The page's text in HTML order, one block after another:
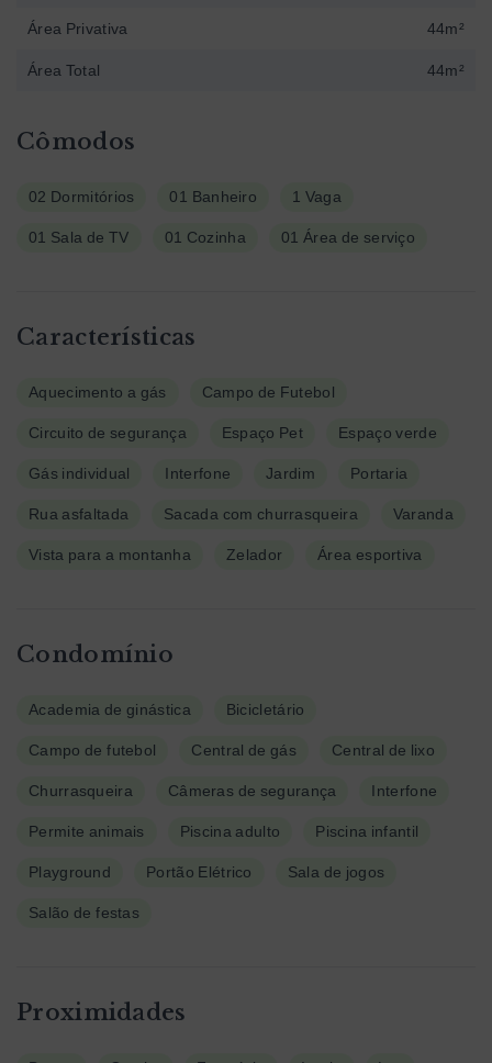
Cômodos
02 Dormitórios 01 Banheiro 1 Vaga
01 Sala de TV 01 Cozinha 01 Área de serviço
Características
Aquecimento a gás Campo de Futebol
Circuito de segurança Espaço Pet Espaço verde
Gás individual Interfone Jardim Portaria
Rua asfaltada Sacada com churrasqueira Varanda
Vista para a montanha Zelador Área esportiva
Condomínio
Academia de ginástica Bicicletário
Campo de futebol Central de gás Central de lixo
Churrasqueira Câmeras de segurança Interfone
Permite animais Piscina adulto Piscina infantil
Playground Portão Elétrico Sala de jogos
Salão de festas
Proximidades
Área Privativa 44m²
Área Total 44m²